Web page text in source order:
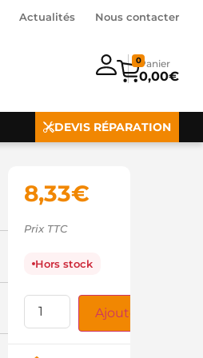
Actualités Nous contacter
0,00€
0
DEVIS RÉPARATION
8,33€
Prix TTC
Hors stock
Ajouter au